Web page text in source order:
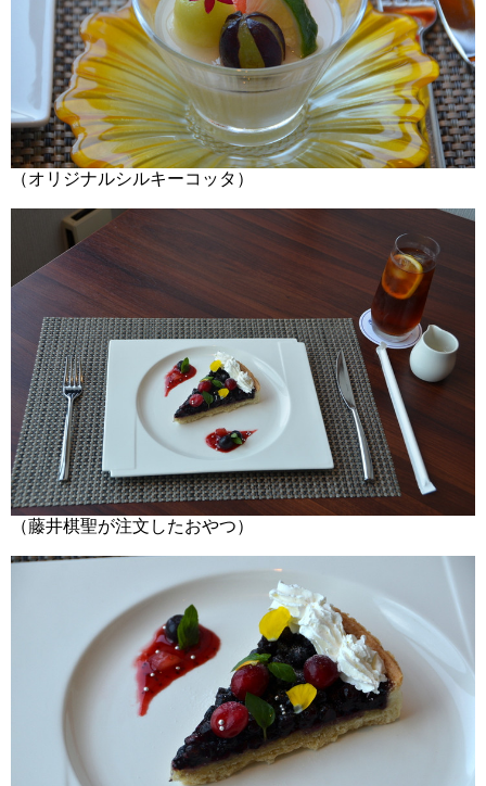
（オリジナルシルキーコッタ）
（藤井棋聖が注文したおやつ）